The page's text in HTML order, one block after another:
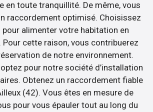
en toute tranquillité. De même, vous
raccordement optimisé. Choisissez
pour alimenter votre habitation en
Pour cette raison, vous contribuerez
de notre environnement.
optez pour notre société d’installation
Obtenez un raccordement fiable
(42). Vous êtes en mesure de
pour vous épauler tout au long du